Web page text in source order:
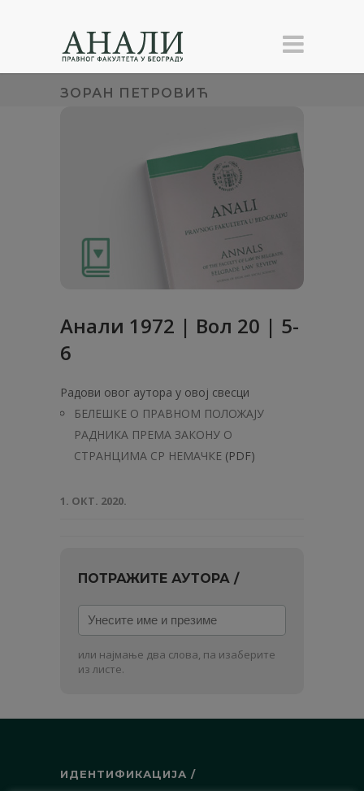
ЗОРАН ПЕТРОВИЋ
Анaли 1972 | Вол 20 | 5-
6
Радови овог аутора у овој свесци
БЕЛЕШКЕ О ПРАВНОМ ПОЛОЖАЈУ
РАДНИКА ПРЕМА ЗАКОНУ О
СТРАНЦИМА СР НЕМАЧКЕ (PDF)
1. ОКТ. 2020.
ПОТРАЖИТЕ АУТОРА /
Унесите
име
и
презиме
или најмање два слова, па изаберите
из листе.
ИДЕНТИФИКАЦИЈА /